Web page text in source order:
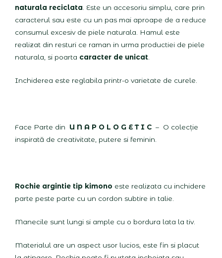
naturala reciclata. Este un accesoriu simplu, care prin
caracterul sau este cu un pas mai aproape de a reduce
consumul excesiv de piele naturala. Hamul este
realizat din resturi ce raman in urma productiei de piele
naturala, si poarta caracter de unicat.
Inchiderea este reglabila printr-o varietate de curele.
Face Parte din U N A P O L O G E T I C – O colecție
inspirată de creativitate, putere si feminin.
Rochie argintie tip kimono este realizata cu inchidere
parte peste parte cu un cordon subtire in talie.
Manecile sunt lungi si ample cu o bordura lata la tiv.
Materialul are un aspect usor lucios, este fin si placut